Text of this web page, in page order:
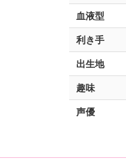
血液型
利き手
出生地
趣味
声優